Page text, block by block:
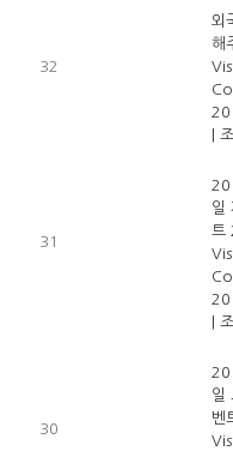
32
외
해
31
일
트
30
일
벤